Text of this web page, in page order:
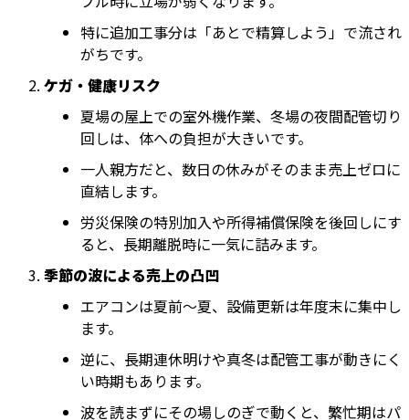
特に追加工事分は「あとで精算しよう」で流され
がちです。
ケガ・健康リスク
夏場の屋上での室外機作業、冬場の夜間配管切り
回しは、体への負担が大きいです。
一人親方だと、数日の休みがそのまま売上ゼロに
直結します。
労災保険の特別加入や所得補償保険を後回しにす
ると、長期離脱時に一気に詰みます。
季節の波による売上の凸凹
エアコンは夏前〜夏、設備更新は年度末に集中し
ます。
逆に、長期連休明けや真冬は配管工事が動きにく
い時期もあります。
波を読まずにその場しのぎで動くと、繁忙期はパ